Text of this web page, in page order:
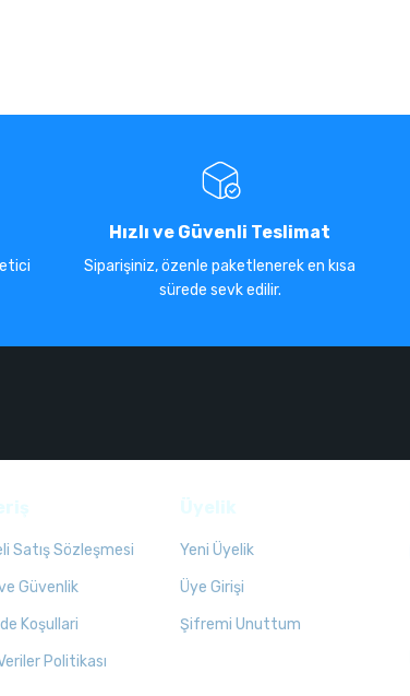
Hızlı ve Güvenli Teslimat
Siparişiniz, özenle paketlenerek en kısa
sürede sevk edilir.
Satış Sözleşmesi
Güvenlik
Koşullari
Politikası
Yeni Üyelik
Üye Girişi
Şifremi Unuttum